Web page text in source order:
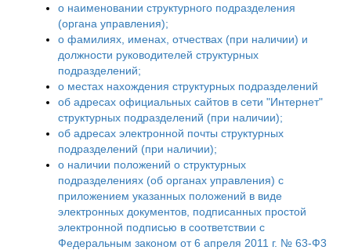
о наименовании структурного подразделения
(органа управления);
о фамилиях, именах, отчествах (при наличии) и
должности руководителей структурных
подразделений;
о местах нахождения структурных подразделений
об адресах официальных сайтов в сети "Интернет"
структурных подразделений (при наличии);
об адресах электронной почты структурных
подразделений (при наличии);
о наличии положений о структурных
подразделениях (об органах управления) с
приложением указанных положений в виде
электронных документов, подписанных простой
электронной подписью в соответствии с
Федеральным законом от 6 апреля 2011 г. № 63-Ф3